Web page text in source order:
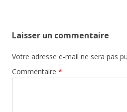
Laisser un commentaire
Votre adresse e-mail ne sera pas
Commentaire *